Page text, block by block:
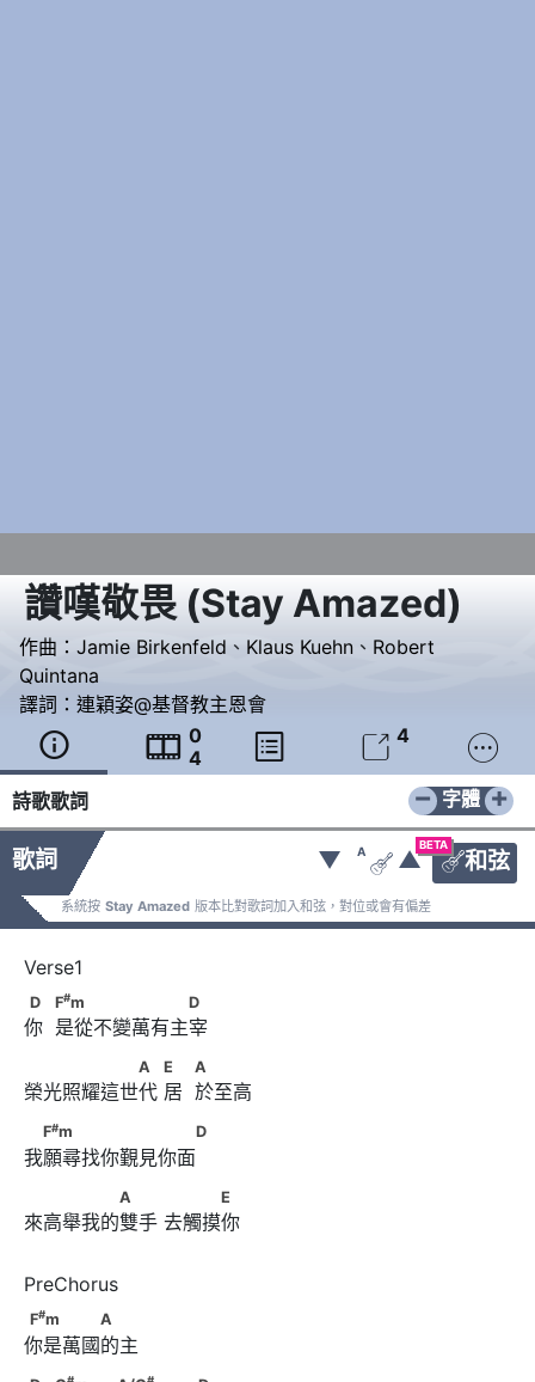
讚嘆敬畏(Stay Amazed)
作曲： Jamie Birkenfeld 、 Klaus Kuehn 、 Robert
Quintana
譯詞： 連穎姿@基督教主恩會
  0
4
  4 
詩歌歌詞 − +
字體
歌詞
BETA
和弦
▼ A
 ▲
系統按 Stay Amazed 版本比對歌詞加入和弦，對位或會有偏差
D　            F
m　　　　　　　D
D F#m D
你  是從不變萬有主宰
A　      E　            A
A E A
榮光照耀這世代 居  於至高
F#m　　　　　　　　D
F#m D
我願尋找你覲見你面
A　　      　　　E
A E
來高舉我的雙手 去觸摸你
F#m　　　　A
F#m A
你是萬國的主
#